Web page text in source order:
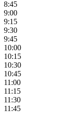
8:45
9:00
9:15
9:30
9:45
10:00
10:15
10:30
10:45
11:00
11:15
11:30
11:45